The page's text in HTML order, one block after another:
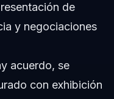
de
y negociaciones
acuerdo, se
con exhibición